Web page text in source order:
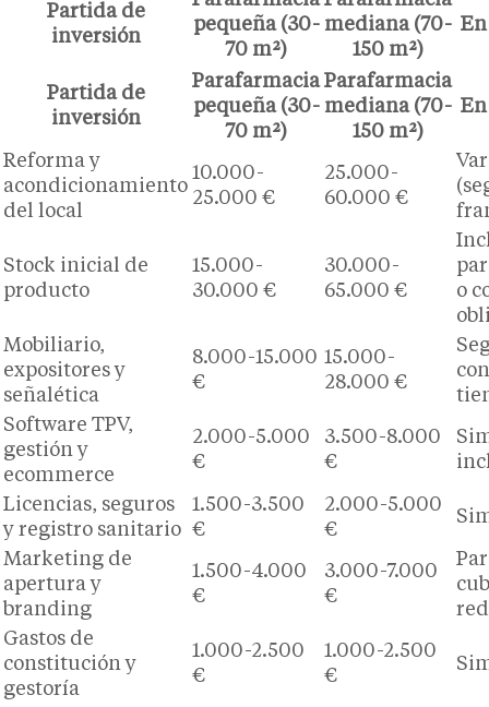
Partida de
inversión
pequeña (30-
70 m²)
mediana (70-
150 m²)
Partida de
inversión
Parafarmacia
pequeña (30-
70 m²)
Parafarmacia
mediana (70-
150 m²)
Reforma y
acondicionamiento
del local
10.000-
25.000 €
25.000-
60.000 €
Stock inicial de
producto
15.000-
30.000 €
30.000-
65.000 €
o
Mobiliario,
expositores y
señalética
8.000-15.000
€
15.000-
28.000 €
Software TPV,
gestión y
ecommerce
2.000-5.000
€
3.500-8.000
€
Licencias, seguros
y registro sanitario
1.500-3.500
€
2.000-5.000
€
Marketing de
apertura y
branding
1.500-4.000
€
3.000-7.000
€
red
Gastos de
constitución y
gestoría
1.000-2.500
€
1.000-2.500
€